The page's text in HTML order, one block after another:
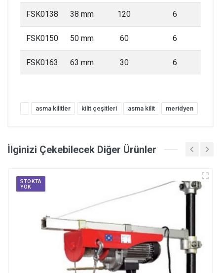
FSK0138 38 mm 120 6
FSK0150 50 mm 60 6
FSK0163 63 mm 30 6
asma kilitler kilit çeşitleri asma kilit meridyen
İlginizi Çekebilecek Diğer Ürünler